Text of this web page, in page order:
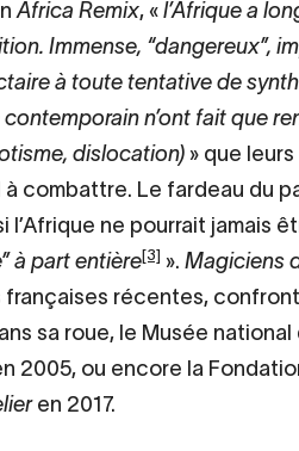
Africa Remix, « l’Afrique a
Immense, “dangereux”,
à toute tentative de
n’ont fait que
dislocation) » que
combattre. Le fardeau du
l’Afrique ne pourrait jamais
à part entière[3] ». Magiciens
récentes,
sa roue, le Musée national
2005, ou encore la
en 2017.